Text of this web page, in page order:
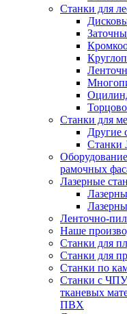
Станки для
Станки для
Другие
Станки
рамочных
Лазерные
Ленточно-
Наше
Станки для
Станки для
Станки по
Станки с ЧПУ
тканевых
ПВХ